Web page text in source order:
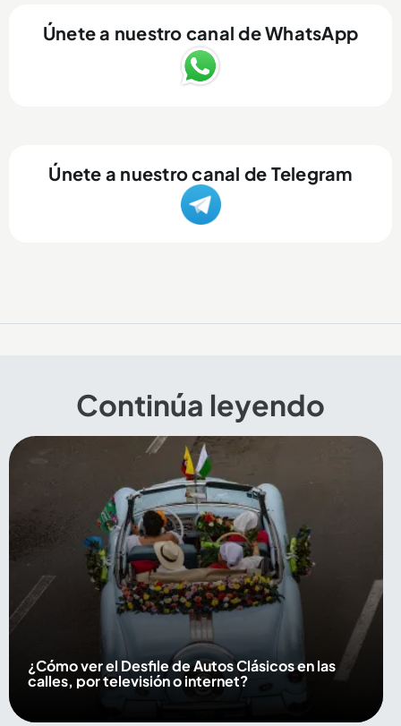
Únete a nuestro canal de WhatsApp
Únete a nuestro canal de Telegram
Continúa leyendo
¿Cómo ver el Desfile de Autos Clásicos en las
calles, por televisión o internet?